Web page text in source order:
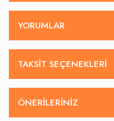
YORUMLAR
TAKSIT SEÇENEKLERI
ÖNERILERINIZ